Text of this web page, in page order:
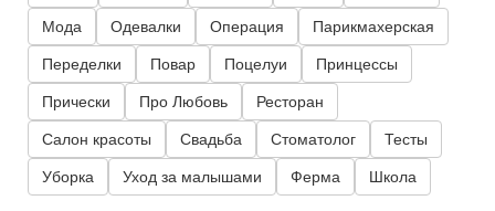
Мода Одевалки Операция Парикмахерская
Переделки Повар Поцелуи Принцессы
Прически Про Любовь Ресторан
Салон красоты Свадьба Стоматолог Тесты
Уборка Уход за малышами Ферма Школа